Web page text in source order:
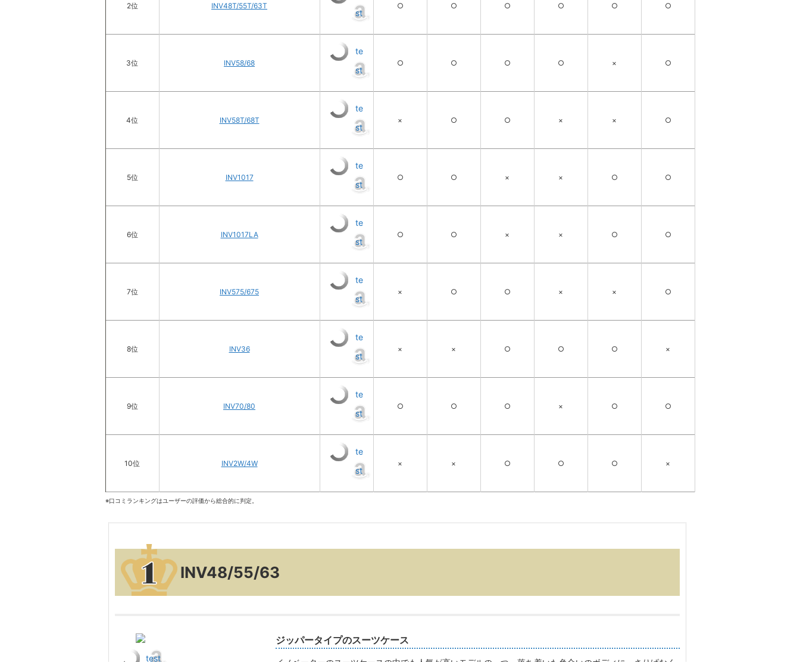
2位 INV48T/55T/63T
st
○ ○ ○ ○ ○ ○
3位 INV58/68
te
st
○ ○ ○ ○ × ○
4位 INV58T/68T
te
st
× ○ ○ × × ○
5位 INV1017
te
st
○ ○ × × ○ ○
6位 INV1017LA
te
st
○ ○ × × ○ ○
7位 INV575/675
te
st
× ○ ○ × × ○
8位 INV36
te
st
× × ○ ○ ○ ×
9位 INV70/80
te
st
○ ○ ○ × ○ ○
10位 INV2W/4W
te
st
× × ○ ○ ○ ×
※口コミランキングはユーザーの評価から総合的に判定。
INV48/55/63
test
ジッパータイプのスーツケース